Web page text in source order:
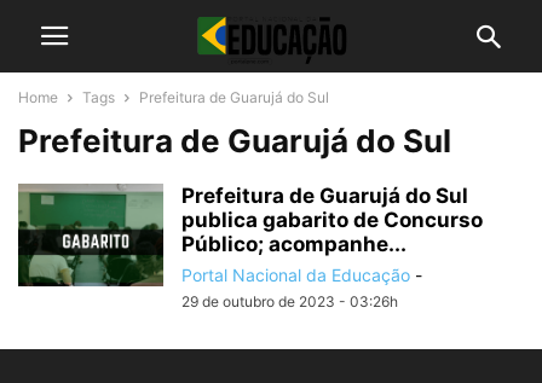
Home Tags Prefeitura de Guarujá do Sul
Prefeitura de Guarujá do Sul
Prefeitura de Guarujá do Sul
publica gabarito de Concurso
Público; acompanhe...
Portal Nacional da Educação -
29 de outubro de 2023 - 03:26h